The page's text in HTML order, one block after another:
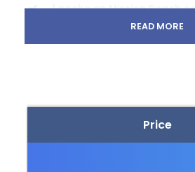
Price
1 noche en Mission Beach
2 noches en Airlie Beach
Entrada Daintree National
Crucero por la Gran
READ MORE